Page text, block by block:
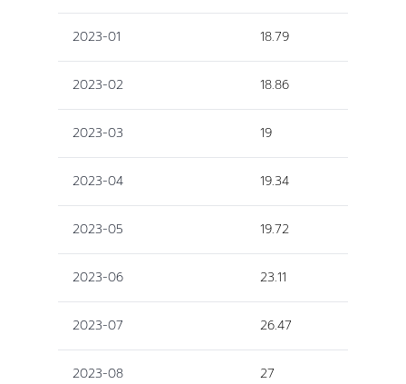
2023-01 18.79
2023-02 18.86
2023-03 19
2023-04 19.34
2023-05 19.72
2023-06 23.11
2023-07 26.47
2023-08 27